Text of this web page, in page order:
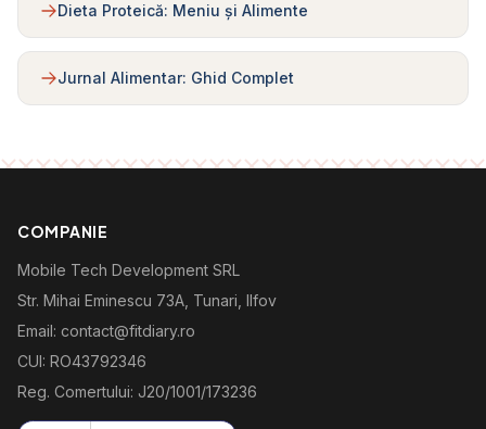
Dieta Proteică: Meniu și Alimente
Jurnal Alimentar: Ghid Complet
COMPANIE
Mobile Tech Development SRL
Str. Mihai Eminescu 73A, Tunari, Ilfov
Email: contact@fitdiary.ro
CUI: RO43792346
Reg. Comertului: J20/1001/173236